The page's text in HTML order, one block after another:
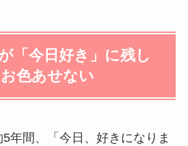
「今日好き」に残し
色あせない
年間、「今日、好きになりま